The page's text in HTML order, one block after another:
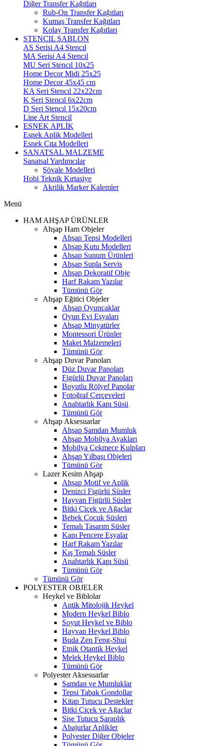
Diğer Transfer Kağıtları
Rub-On Transfer Kağıtları
Kumaş Transfer Kağıtları
Kolay Transfer Kağıtları
STENCIL ŞABLON
AS Serisi A4 Stencıl
MA Serisi A4 Stencıl
MU Seri Stencıl 10x25
Home Decor Midi 25x25
Home Decor 45x45 cm
KA Seri Stencıl 22x22cm
K Seri Stencıl 6x22cm
D Seri Stencıl 15x20cm
Line Art Stencil
ESNEK APLİK
Esnek Aplik Modelleri
Esnek Çıta Modelleri
SANATSAL MALZEME
Sanatsal Yardımcılar
Şövale Modelleri
Hobi Teknik Kırtasiye
Akrilik Marker Kalemler
Menü
HAM AHŞAP ÜRÜNLER
Ahşap Ham Objeler
Ahşap Tepsi Modelleri
Ahşap Kutu Modelleri
Ahsap Sunum Ürünleri
Ahşap Supla Servis
Ahşap Dekoratif Obje
Harf Rakam Yazılar
Tümünü Gör
Ahşap Eğitici Objeler
Ahşap Oyuncaklar
Oyun Evi Eşyaları
Ahşap Minyatürler
Montessori Ürünler
Maket Malzemeleri
Tümünü Gör
Ahşap Duvar Panoları
Düz Duvar Panoları
Figürlü Duvar Panoları
Boyutlu Rölyef Panolar
Fotoğraf Çerçeveleri
Anahtarlık Kapı Süsü
Tümünü Gör
Ahşap Aksesuarlar
Ahşap Şamdan Mumluk
Ahşap Mobilya Ayakları
Mobilya Çekmece Kulpları
Ahşap Yılbaşı Objeleri
Tümünü Gör
Lazer Kesim Ahşap
Ahşap Motif ve Aplik
Denizci Figürlü Süsler
Hayvan Figürlü Süsler
Bitki Çiçek ve Ağaçlar
Bebek Çocuk Süsleri
Temalı Tasarım Süsler
Kapı Pencere Eşyalar
Harf Rakam Yazılar
Kış Temalı Süsler
Anahtarlık Kapı Süsü
Tümünü Gör
Tümünü Gör
POLYESTER OBJELER
Heykel ve Biblolar
Antik Mitolojik Heykel
Modern Heykel Biblo
Soyut Heykel ve Biblo
Hayvan Heykel Biblo
Buda Zen Feng-Shui
Etnik Otantik Heykel
Melek Heykel Biblo
Tümünü Gör
Polyester Aksesuarlar
Şamdan ve Mumluklar
Tepsi Tabak Gondollar
Kitap Tutucu Destekler
Bitki Çiçek ve Ağaçlar
Şişe Tutucu Şaraplık
Abajurlar Aplikler
Polyester Diğer Objeler